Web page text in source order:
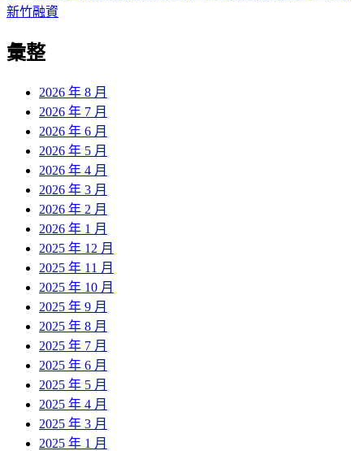
導
覽
新竹融資
彙整
2026 年 8 月
2026 年 7 月
2026 年 6 月
2026 年 5 月
2026 年 4 月
2026 年 3 月
2026 年 2 月
2026 年 1 月
2025 年 12 月
2025 年 11 月
2025 年 10 月
2025 年 9 月
2025 年 8 月
2025 年 7 月
2025 年 6 月
2025 年 5 月
2025 年 4 月
2025 年 3 月
2025 年 1 月